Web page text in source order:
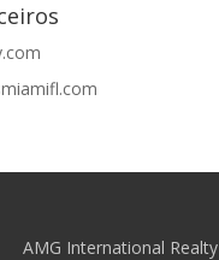
AMG International Realty